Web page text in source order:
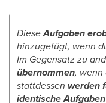
DieseAufgaben
hinzugefügt, wenn
Im Gegensatz zu
übernommen,
stattdessen werden
identische Aufgaben